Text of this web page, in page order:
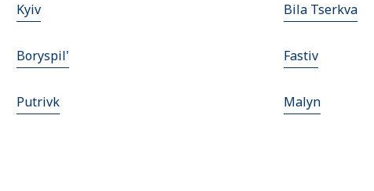
Kyiv Bila Tserkva
Boryspil' Fastiv
Putrivk Malyn